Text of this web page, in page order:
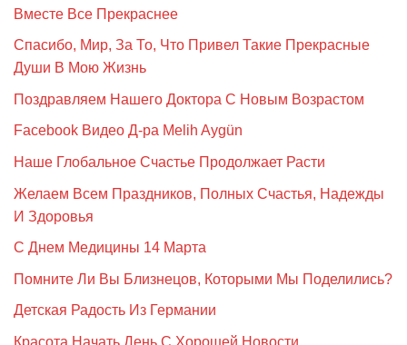
Вместе Все Прекраснее
Спасибо, Мир, За То, Что Привел Такие Прекрасные
Души В Мою Жизнь
Поздравляем Нашего Доктора С Новым Возрастом
Facebook Видео Д-ра Melih Aygün
Наше Глобальное Счастье Продолжает Расти
Желаем Всем Праздников, Полных Счастья, Надежды
И Здоровья
С Днем Медицины 14 Марта
Помните Ли Вы Близнецов, Которыми Мы Поделились?
Детская Радость Из Германии
Красота Начать День С Хорошей Новости